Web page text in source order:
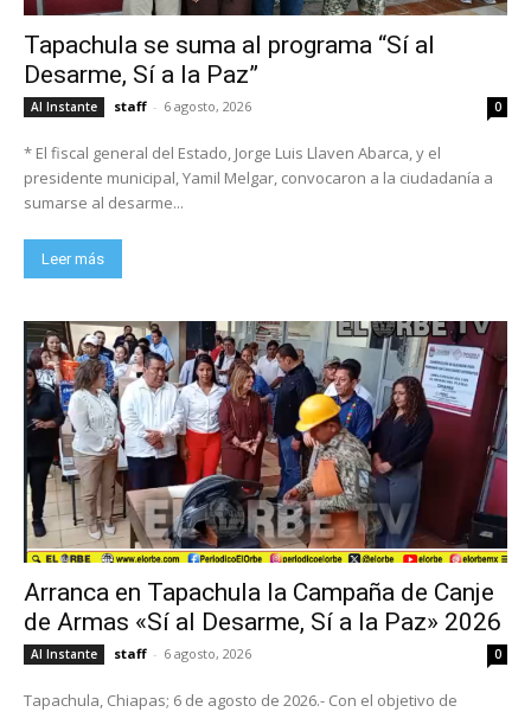
Tapachula se suma al programa “Sí al
Desarme, Sí a la Paz”
Al Instante staff - 6 agosto, 2026 0
* El fiscal general del Estado, Jorge Luis Llaven Abarca, y el
presidente municipal, Yamil Melgar, convocaron a la ciudadanía a
sumarse al desarme...
Leer más
Arranca en Tapachula la Campaña de Canje
de Armas «Sí al Desarme, Sí a la Paz» 2026
Al Instante staff - 6 agosto, 2026 0
Tapachula, Chiapas; 6 de agosto de 2026.- Con el objetivo de